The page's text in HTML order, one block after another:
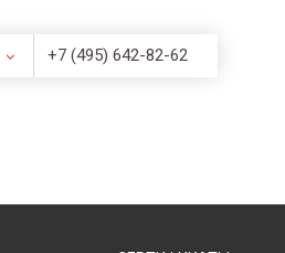
+7 (495) 642-82-62